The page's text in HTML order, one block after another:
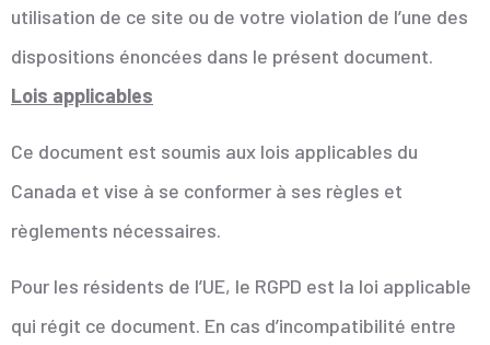
utilisation de ce site ou de votre violation de l’une des
dispositions énoncées dans le présent document.
Lois applicables
Ce document est soumis aux lois applicables du
Canada et vise à se conformer à ses règles et
règlements nécessaires.
Pour les résidents de l’UE, le RGPD est la loi applicable
qui régit ce document. En cas d’incompatibilité entre